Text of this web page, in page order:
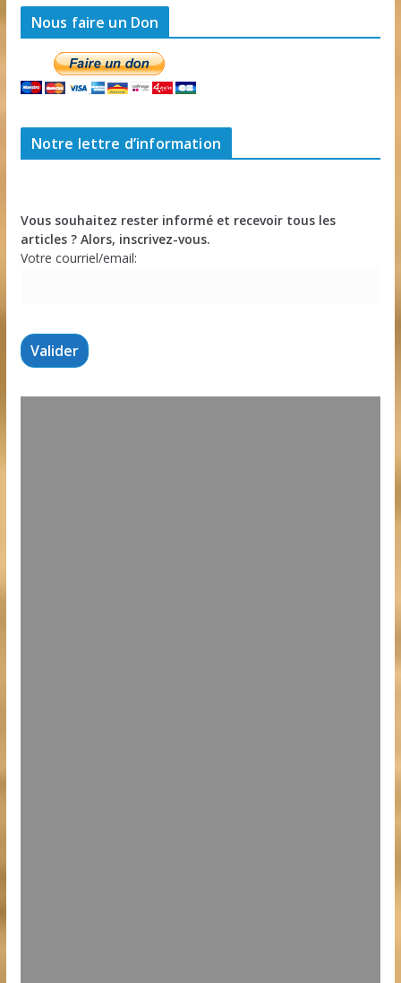
Nous faire un Don
Notre lettre d’information
Vous souhaitez rester informé et recevoir tous les
articles ? Alors, inscrivez-vous.
Votre courriel/email: